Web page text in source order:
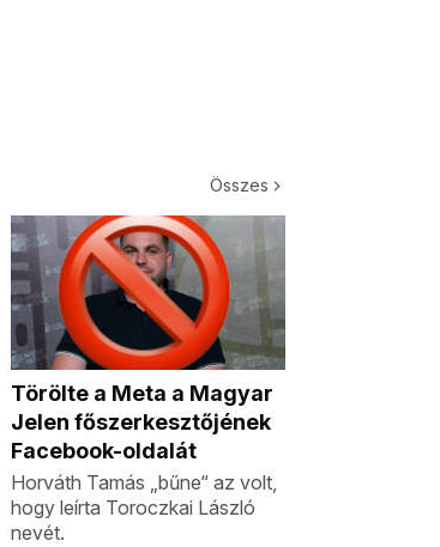
Összes
Törölte a Meta a Magyar
Jelen főszerkesztőjének
Facebook-oldalát
Horváth Tamás „bűne“ az volt,
hogy leírta Toroczkai László
nevét.